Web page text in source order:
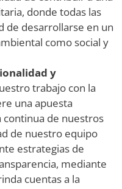
donde todas las
de desarrollarse en un
como social y
y
trabajo con la
una apuesta
de nuestros
de nuestro equipo
estrategias de
mediante
cuentas a la